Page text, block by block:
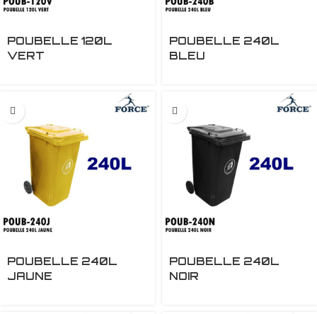
POUBELLE 120L
VERT
POUBELLE 240L
BLEU
POUBELLE 240L
JAUNE
POUBELLE 240L
NOIR